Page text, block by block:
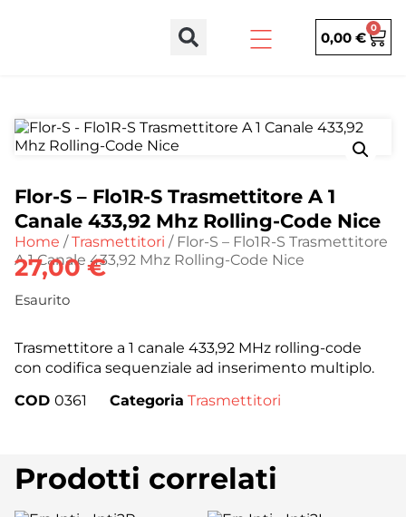
0,00 €
0
Flor-S – Flo1R-S Trasmettitore A 1
Canale 433,92 Mhz Rolling-Code Nice
Home /Trasmettitori / Flor-S – Flo1R-S Trasmettitore
A 1 Canale 433,92 Mhz Rolling-Code Nice
27,00€
Esaurito
Trasmettitore a 1 canale 433,92 MHz rolling-code
con codifica sequenziale ad inserimento multiplo.
COD 0361 Categoria Trasmettitori
Prodotti correlati